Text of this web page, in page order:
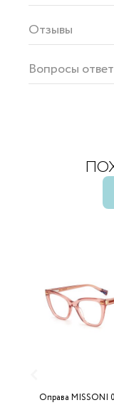
Отзывы
Вопросы
Оправа MISSONI